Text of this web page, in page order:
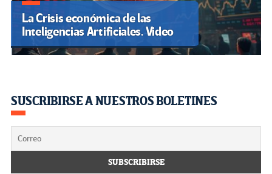
La Crisis económica de las
Inteligencias Artificiales. Video
SUSCRIBIRSE A NUESTROS BOLETINES